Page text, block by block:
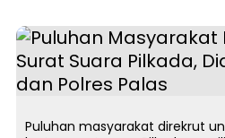
Puluhan masyarakat direkrut